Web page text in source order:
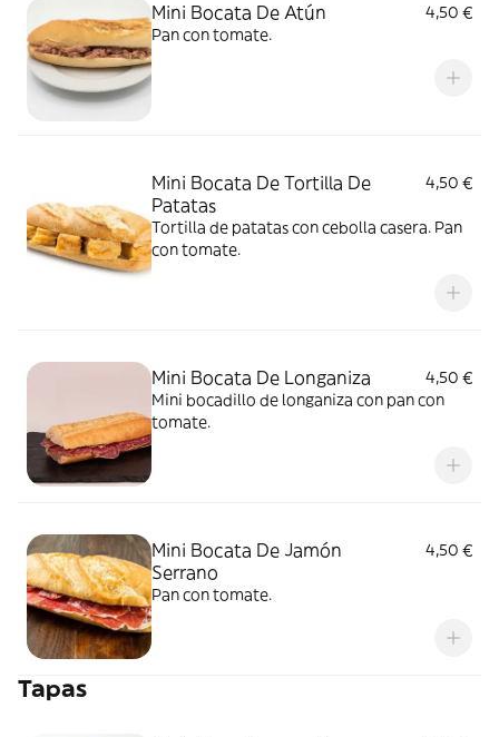
Mini Bocata De Atún
4,50 €
Pan con tomate.
Mini Bocata De Tortilla De
Patatas
4,50 €
Tortilla de patatas con cebolla casera. Pan
con tomate.
Mini Bocata De Longaniza
4,50 €
Mini bocadillo de longaniza con pan con
tomate.
Mini Bocata De Jamón
Serrano
4,50 €
Pan con tomate.
Tapas